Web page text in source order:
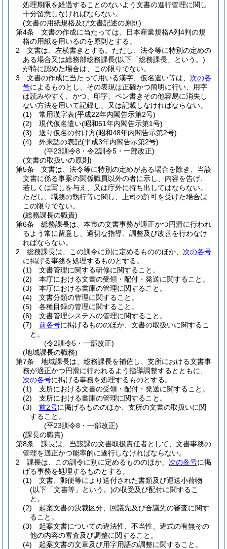
処理期限を経過することのないよう文書の進行管理に関し
十分留意しなければならない。
(文書の用紙規格及び文書記述の原則)
第4条
文書の作成に当たっては、日本産業規格A列4判の規
格の用紙を用いるのを原則とする。
2
文書は、左横書きとする。 ただし、法令等に特別の定めの
ある場合又は総務部総務課長(以下「総務課長」という。)
が特に認めた場合は、この限りでない。
3
文書の作成に当たって用いる漢字、仮名遣い等は、 次の各
号によるものとし、その表現は正確かつ簡明に行い、用字
は読みやすく、かつ、印字、ペン書きその他容易に消失し
ない方法を用いて記録し、又は記載しなければならない。
(1)
常用漢字表(平成22年内閣告示第2号)
(2)
現代仮名遣い(昭和61年内閣告示第1号)
(3)
送り仮名の付け方(昭和48年内閣告示第2号)
(4)
外来語の表記(平成3年内閣告示第2号)
(平23訓令8・令2訓令5・一部改正)
(文書の取扱いの原則)
第5条
文書は、法令等に特別の定めがある場合を除き、当該
文書に係る事案の関係職員以外の者に示し、内容を告げ、
若しくは写しを与え、又は庁外に持ち出してはならない。
ただし、職務の執行等に関し、上司の許可を受けた場合は
この限りでない。
(総務課長の職責)
第6条
総務課長は、本市の文書事務が適正かつ円滑に行われ
るよう常に留意し、適切な指導、調整及び改善を行わなけ
ればならない。
2
総務課長は、この訓令に別に定めるもののほか、 次の各号
に掲げる事務を処理するものとする。
(1)
文書管理に関する研修に関すること。
(2)
本庁における文書の受領・配付・発送に関すること。
(3)
本庁における書庫の管理に関すること。
(4)
文書分類の管理に関すること。
(5)
各種目録の管理に関すること。
(6)
文書管理システムの管理に関すること。
(7)
前各号に掲げるもののほか、文書の取扱いに関するこ
と。
(令2訓令5・一部改正)
(地域課長の職務)
第7条
地域課長は、総務課長を補佐し、支所における文書事
務が適正かつ円滑に行われるよう指導調整するとともに、
次の各号に掲げる事務を処理するものとする。
(1)
支所における文書の受領・配付・発送に関すること。
(2)
支所における書庫の管理に関すること。
(3)
前2号に掲げるもののほか、支所の文書の取扱いに関
すること。
(平23訓令8・一部改正)
(課長の職責)
第8条
課長は、当該課の文書取扱責任者として、文書事務の
管理を適正かつ能率的に遂行しなければならない。
2
課長は、この訓令に別に定めるもののほか、 次の各号に掲
げる事務を処理するものとする。
(1)
文書、郵便等により送付された書類及び運送小荷物
(以下「文書等」という。)の収受及び配付に関するこ
と。
(2)
起案文書の決裁区分、回議先及び合議先の審査に関す
ること。
(3)
起案文書についての違法性、不当性、違式の有無その
他の内容の審査及び調整に関すること。
(4)
起案文書の文章及び用字用語の調整に関すること。